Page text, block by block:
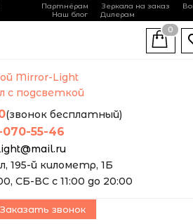
Партнёрам Зеркала на заказ
Наш блог
Дилерам
с подсветкой
(звонок бесплатный)
55-46
195-й километр, 1Б
СБ-ВС с 11:00 до 20:00
0
Заказать звонок